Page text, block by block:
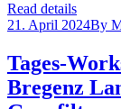
Read details
21. April 2024By
Tages-
Bregenz